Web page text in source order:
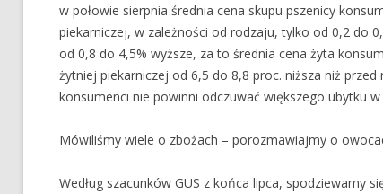
w połowie sierpnia średnia cena skupu pszenicy
piekarniczej, w zależności od rodzaju, tylko od 0,2 do
od 0,8 do 4,5% wyższe, za to średnia cena żyta
żytniej piekarniczej od 6,5 do 8,8 proc. niższa niż
konsumenci nie powinni odczuwać większego ubytku
Mówiliśmy wiele o zbożach – porozmawiajmy o
Według szacunków GUS z końca lipca, spodziewamy